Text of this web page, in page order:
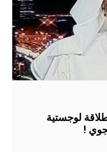
لوجستية
!